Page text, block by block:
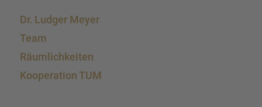
Dr. Ludger Meyer
Team
Räumlich­kei­ten
Koope­ra­tion TUM